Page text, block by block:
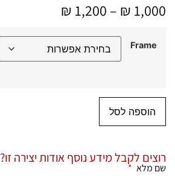
₪ 1,000
–
₪ 1,200
Frame
הוספה לסל
רוצים לקבל מידע נוסף אודות יצירה זו?
שם מלא